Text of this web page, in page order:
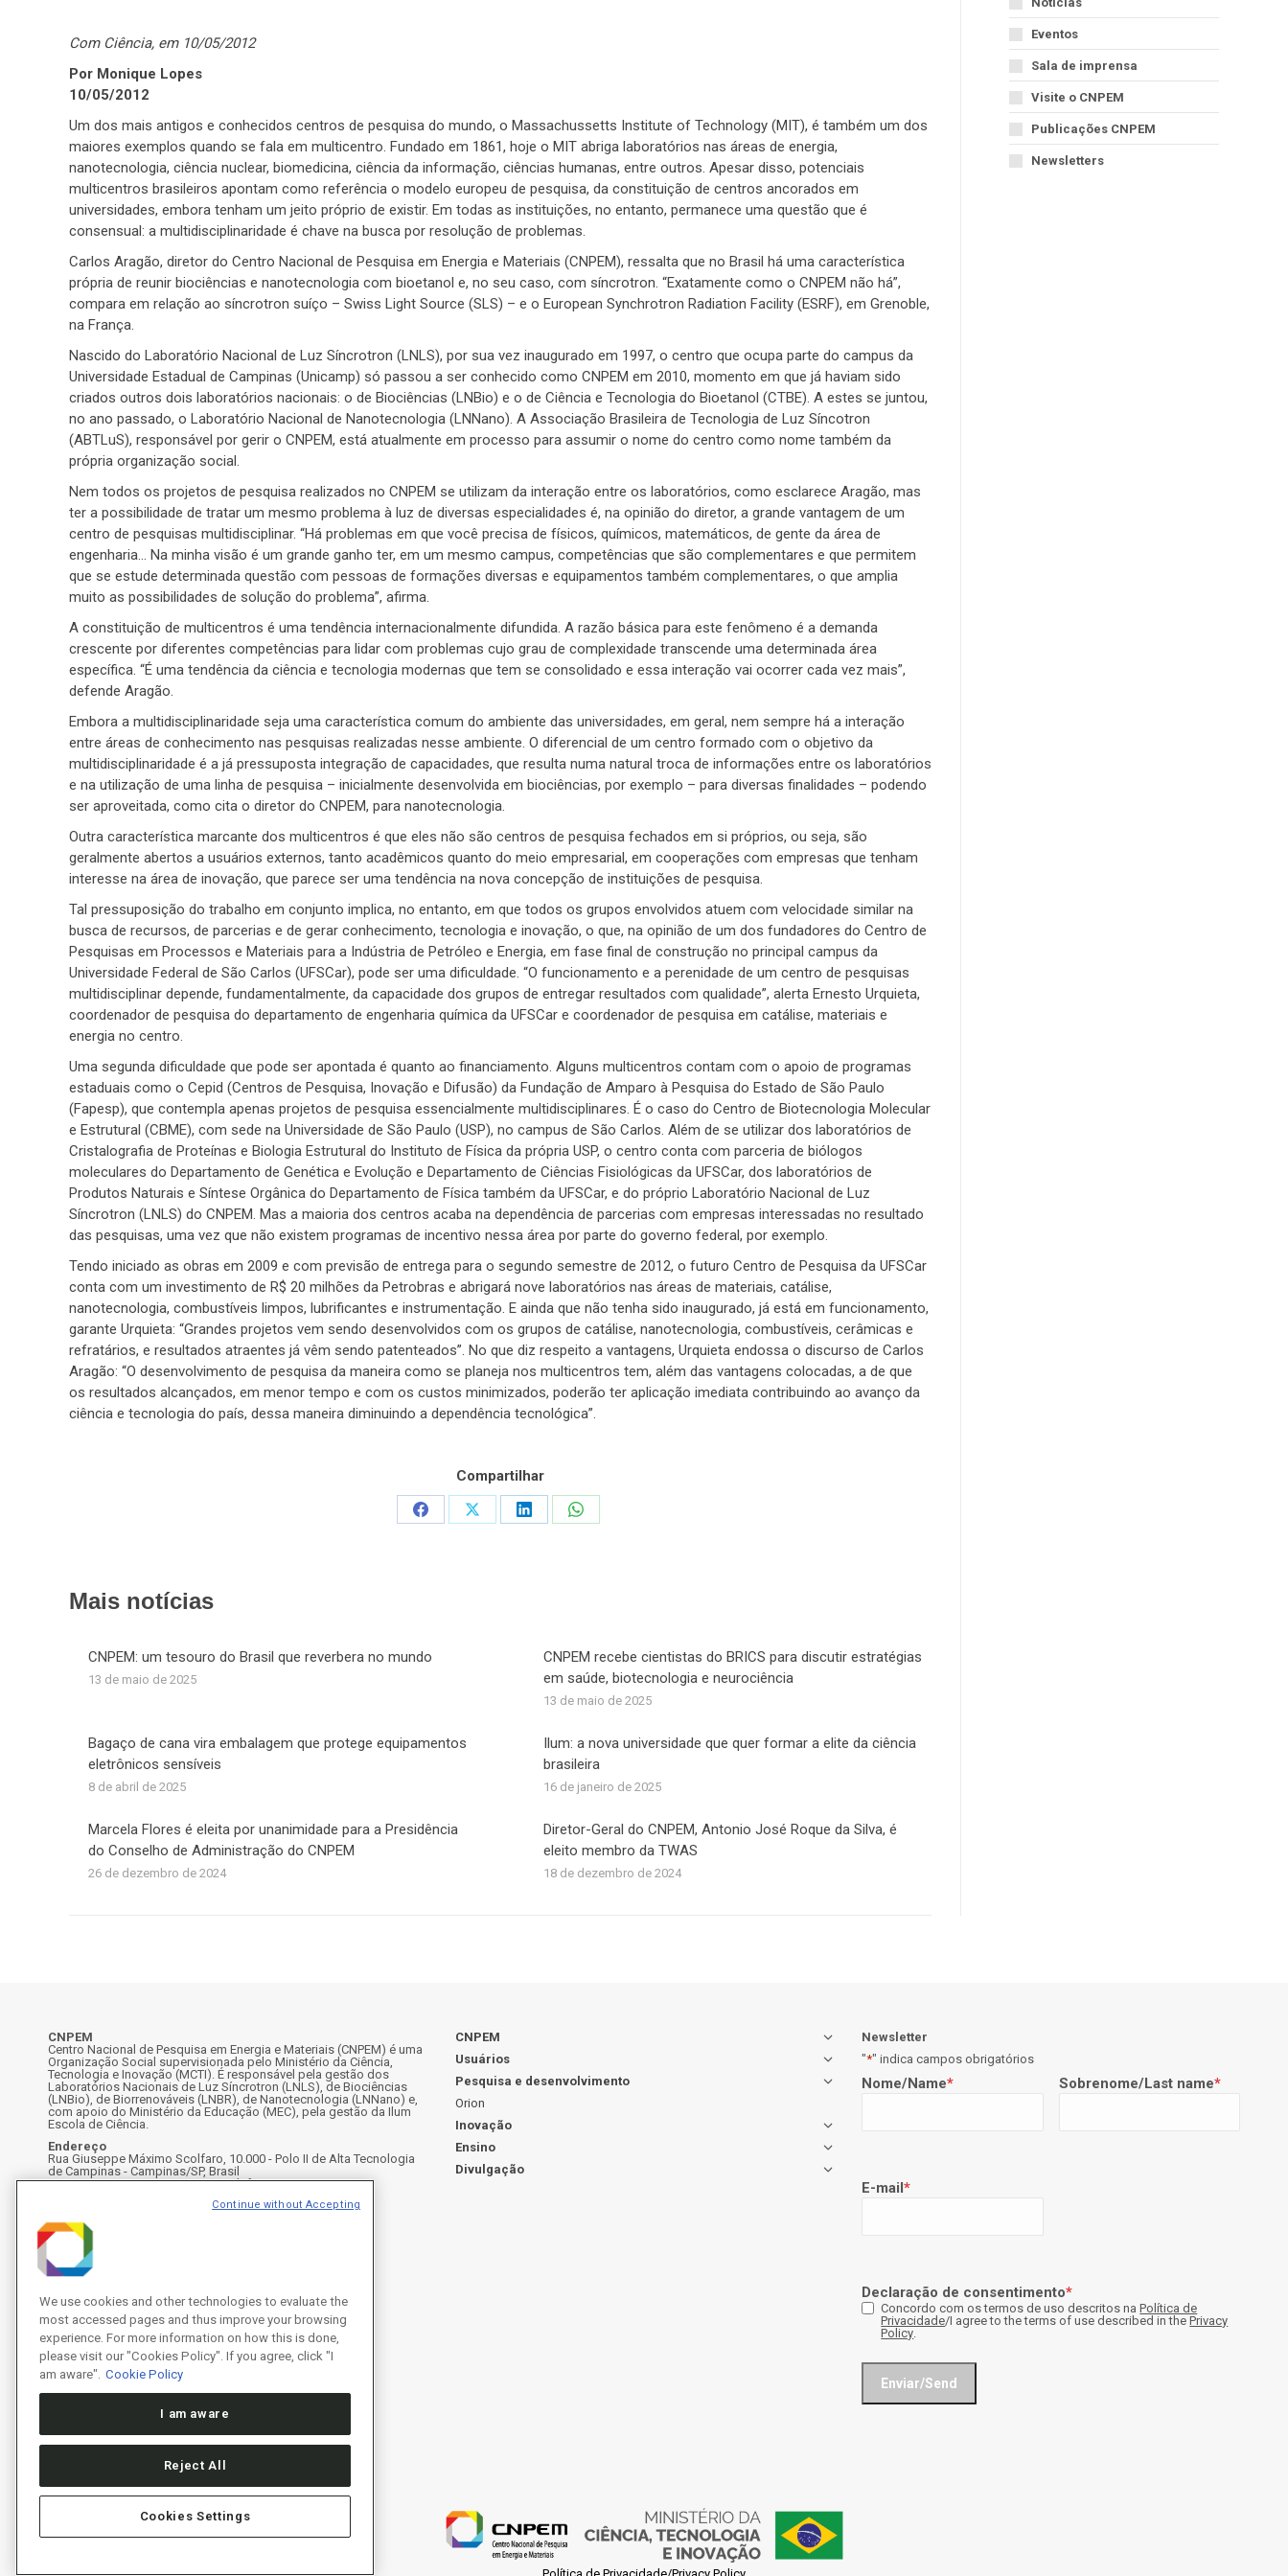
Com Ciência, em 10/05/2012
Por Monique Lopes
10/05/2012
Um dos mais antigos e conhecidos centros de pesquisa do mundo, o Massachussetts Institute of Technology (MIT), é também um dos
maiores exemplos quando se fala em multicentro. Fundado em 1861, hoje o MIT abriga laboratórios nas áreas de energia,
nanotecnologia, ciência nuclear, biomedicina, ciência da informação, ciências humanas, entre outros. Apesar disso, potenciais
multicentros brasileiros apontam como referência o modelo europeu de pesquisa, da constituição de centros ancorados em
universidades, embora tenham um jeito próprio de existir. Em todas as instituições, no entanto, permanece uma questão que é
consensual: a multidisciplinaridade é chave na busca por resolução de problemas.
Carlos Aragão, diretor do Centro Nacional de Pesquisa em Energia e Materiais (CNPEM), ressalta que no Brasil há uma característica
própria de reunir biociências e nanotecnologia com bioetanol e, no seu caso, com síncrotron. “Exatamente como o CNPEM não há”,
compara em relação ao síncrotron suíço – Swiss Light Source (SLS) – e o European Synchrotron Radiation Facility (ESRF), em Grenoble,
na França.
Nascido do Laboratório Nacional de Luz Síncrotron (LNLS), por sua vez inaugurado em 1997, o centro que ocupa parte do campus da
Universidade Estadual de Campinas (Unicamp) só passou a ser conhecido como CNPEM em 2010, momento em que já haviam sido
criados outros dois laboratórios nacionais: o de Biociências (LNBio) e o de Ciência e Tecnologia do Bioetanol (CTBE). A estes se juntou,
no ano passado, o Laboratório Nacional de Nanotecnologia (LNNano). A Associação Brasileira de Tecnologia de Luz Síncotron
(ABTLuS), responsável por gerir o CNPEM, está atualmente em processo para assumir o nome do centro como nome também da
própria organização social.
Nem todos os projetos de pesquisa realizados no CNPEM se utilizam da interação entre os laboratórios, como esclarece Aragão, mas
ter a possibilidade de tratar um mesmo problema à luz de diversas especialidades é, na opinião do diretor, a grande vantagem de um
centro de pesquisas multidisciplinar. “Há problemas em que você precisa de físicos, químicos, matemáticos, de gente da área de
engenharia… Na minha visão é um grande ganho ter, em um mesmo campus, competências que são complementares e que permitem
que se estude determinada questão com pessoas de formações diversas e equipamentos também complementares, o que amplia
muito as possibilidades de solução do problema”, afirma.
A constituição de multicentros é uma tendência internacionalmente difundida. A razão básica para este fenômeno é a demanda
crescente por diferentes competências para lidar com problemas cujo grau de complexidade transcende uma determinada área
específica. “É uma tendência da ciência e tecnologia modernas que tem se consolidado e essa interação vai ocorrer cada vez mais”,
defende Aragão.
Embora a multidisciplinaridade seja uma característica comum do ambiente das universidades, em geral, nem sempre há a interação
entre áreas de conhecimento nas pesquisas realizadas nesse ambiente. O diferencial de um centro formado com o objetivo da
multidisciplinaridade é a já pressuposta integração de capacidades, que resulta numa natural troca de informações entre os laboratórios
e na utilização de uma linha de pesquisa – inicialmente desenvolvida em biociências, por exemplo – para diversas finalidades – podendo
ser aproveitada, como cita o diretor do CNPEM, para nanotecnologia.
Outra característica marcante dos multicentros é que eles não são centros de pesquisa fechados em si próprios, ou seja, são
geralmente abertos a usuários externos, tanto acadêmicos quanto do meio empresarial, em cooperações com empresas que tenham
interesse na área de inovação, que parece ser uma tendência na nova concepção de instituições de pesquisa.
Tal pressuposição do trabalho em conjunto implica, no entanto, em que todos os grupos envolvidos atuem com velocidade similar na
busca de recursos, de parcerias e de gerar conhecimento, tecnologia e inovação, o que, na opinião de um dos fundadores do Centro de
Pesquisas em Processos e Materiais para a Indústria de Petróleo e Energia, em fase final de construção no principal campus da
Universidade Federal de São Carlos (UFSCar), pode ser uma dificuldade. “O funcionamento e a perenidade de um centro de pesquisas
multidisciplinar depende, fundamentalmente, da capacidade dos grupos de entregar resultados com qualidade”, alerta Ernesto Urquieta,
coordenador de pesquisa do departamento de engenharia química da UFSCar e coordenador de pesquisa em catálise, materiais e
energia no centro.
Uma segunda dificuldade que pode ser apontada é quanto ao financiamento. Alguns multicentros contam com o apoio de programas
estaduais como o Cepid (Centros de Pesquisa, Inovação e Difusão) da Fundação de Amparo à Pesquisa do Estado de São Paulo
(Fapesp), que contempla apenas projetos de pesquisa essencialmente multidisciplinares. É o caso do Centro de Biotecnologia Molecular
e Estrutural (CBME), com sede na Universidade de São Paulo (USP), no campus de São Carlos. Além de se utilizar dos laboratórios de
Cristalografia de Proteínas e Biologia Estrutural do Instituto de Física da própria USP, o centro conta com parceria de biólogos
moleculares do Departamento de Genética e Evolução e Departamento de Ciências Fisiológicas da UFSCar, dos laboratórios de
Produtos Naturais e Síntese Orgânica do Departamento de Física também da UFSCar, e do próprio Laboratório Nacional de Luz
Síncrotron (LNLS) do CNPEM. Mas a maioria dos centros acaba na dependência de parcerias com empresas interessadas no resultado
das pesquisas, uma vez que não existem programas de incentivo nessa área por parte do governo federal, por exemplo.
Tendo iniciado as obras em 2009 e com previsão de entrega para o segundo semestre de 2012, o futuro Centro de Pesquisa da UFSCar
conta com um investimento de R$ 20 milhões da Petrobras e abrigará nove laboratórios nas áreas de materiais, catálise,
nanotecnologia, combustíveis limpos, lubrificantes e instrumentação. E ainda que não tenha sido inaugurado, já está em funcionamento,
garante Urquieta: “Grandes projetos vem sendo desenvolvidos com os grupos de catálise, nanotecnologia, combustíveis, cerâmicas e
refratários, e resultados atraentes já vêm sendo patenteados”. No que diz respeito a vantagens, Urquieta endossa o discurso de Carlos
Aragão: “O desenvolvimento de pesquisa da maneira como se planeja nos multicentros tem, além das vantagens colocadas, a de que
os resultados alcançados, em menor tempo e com os custos minimizados, poderão ter aplicação imediata contribuindo ao avanço da
ciência e tecnologia do país, dessa maneira diminuindo a dependência tecnológica”.
Compartilhar
Share
Share
Share
Share
Mais notícias
CNPEM: um tesouro do Brasil que reverbera no mundo
13 de maio de 2025
CNPEM recebe cientistas do BRICS para discutir estratégias
em saúde, biotecnologia e neurociência
13 de maio de 2025
Bagaço de cana vira embalagem que protege equipamentos
eletrônicos sensíveis
8 de abril de 2025
Ilum: a nova universidade que quer formar a elite da ciência
brasileira
16 de janeiro de 2025
Marcela Flores é eleita por unanimidade para a Presidência
do Conselho de Administração do CNPEM
26 de dezembro de 2024
Diretor-Geral do CNPEM, Antonio José Roque da Silva, é
eleito membro da TWAS
18 de dezembro de 2024
Eventos
Sala de imprensa
Visite o CNPEM
Publicações CNPEM
Newsletters
CNPEM
Centro Nacional de Pesquisa em Energia e Materiais (CNPEM) é uma
Organização Social supervisionada pelo Ministério da Ciência,
Tecnologia e Inovação (MCTI). É responsável pela gestão dos
Laboratórios Nacionais de Luz Síncrotron (LNLS), de Biociências
(LNBio), de Biorrenováveis (LNBR), de Nanotecnologia (LNNano) e,
com apoio do Ministério da Educação (MEC), pela gestão da Ilum
Escola de Ciência.
Endereço
Rua Giuseppe Máximo Scolfaro, 10.000 - Polo II de Alta Tecnologia
de Campinas - Campinas/SP, Brasil
CEP 13083-100, Campinas - SP - Telefone: +55 19 3512-1000
LinkedIn
CNPEM
Usuários
Pesquisa e desenvolvimento
Orion
Inovação
Ensino
Divulgação
Newsletter
"*" indica campos obrigatórios
Nome/Name* Sobrenome/Last name*
E-mail*
Declaração de consentimento*
Concordo com os termos de uso descritos naPolítica de
Privacidade/I agree to the terms of use described in thePrivacy
Policy.
We use cookies and other technologies to evaluate the
most accessed pages and thus improve your browsing
experience. For more information on how this is done,
please visit our "Cookies Policy". If you agree, click "I
am aware". Cookie Policy
I am aware
Reject All
Cookies Settings
Continue without Accepting